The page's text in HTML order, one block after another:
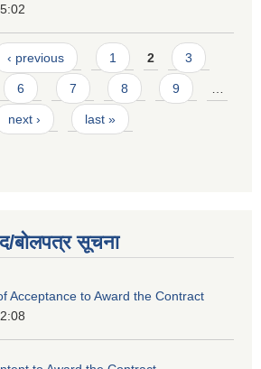
‹ previous 1 2 3
6 7 8 9 …
next › last »
बोलपत्र सूचना
Acceptance to Award the Contract